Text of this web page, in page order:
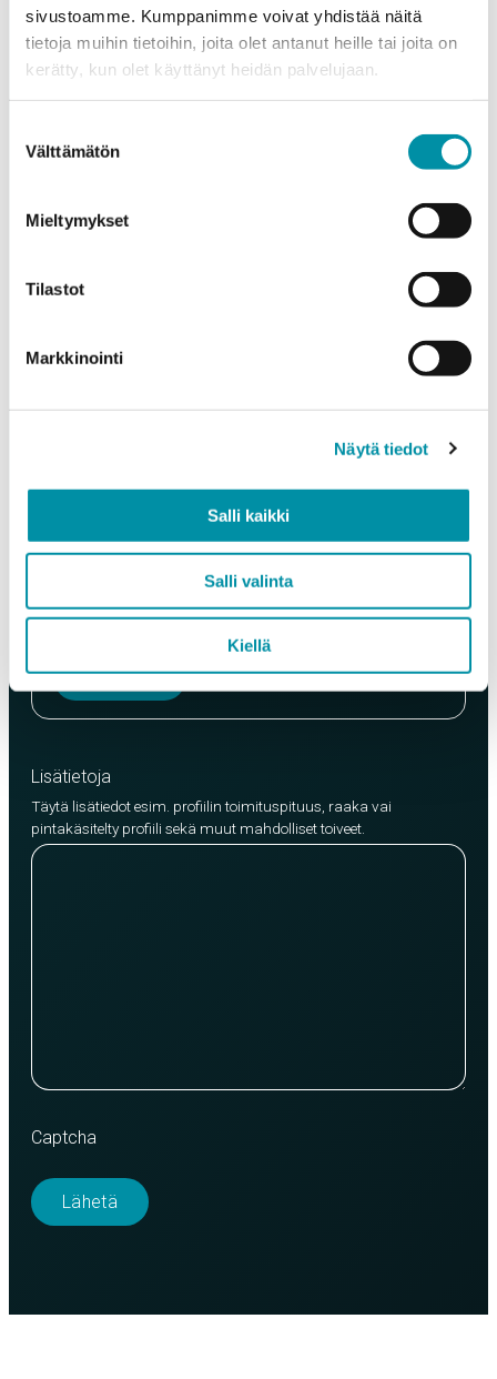
sivustoamme. Kumppanimme voivat yhdistää näitä
tietoja muihin tietoihin, joita olet antanut heille tai joita on
kerätty, kun olet käyttänyt heidän palvelujaan.
valinta
Välttämätön
Mieltymykset
Tilastot
Markkinointi
Näytä tiedot
Salli kaikki
Salli valinta
Kiellä
Puhelinnumero
Valitse tuote ja syötä tilauksen määrä metreinä. Huomioithan, että
Tuote*
Laatu
EN AW-6063 (min. 250kg)
EN AW-6082 (min. 500kg)
Lisää tuote
Lisätietoja
Täytä lisätiedot esim. profiilin toimituspituus, raaka vai
pintakäsitelty profiili sekä muut mahdolliset toiveet.
Captcha